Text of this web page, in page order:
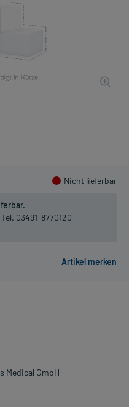
Nicht lieferbar
Tel. 03491-8770120
Medical GmbH